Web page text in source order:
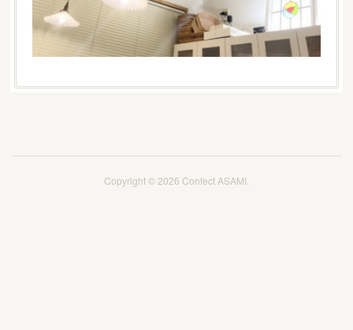
Copyright © 2026 Confect ASAMI